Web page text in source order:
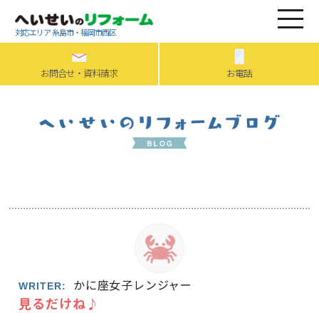
対応エリア 糸島市・福岡市西区
お問合せ・資料請求 お電話
WRITER: かに座女子レンジャー
見るだけね♪